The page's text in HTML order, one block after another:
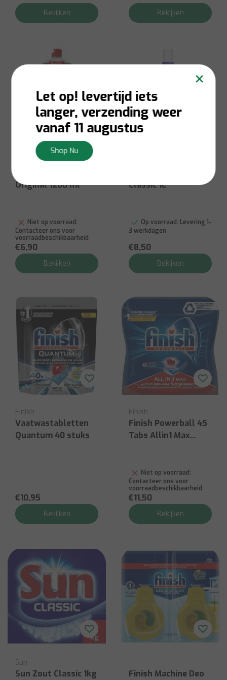
Bekijken Bekijken
Original 1200 ml
Niet op voorraad:
Contacteer ons voor
voorraadbeschikbaarheid
€6,90
Bekijken
Classic 1L
Op voorraad: Levering 1-
3 werkdagen
€8,50
Bekijken
Finish
Vaatwastabletten
Quantum 40 stuks
€10,95
Bekijken
Finish
Finish Powerball 45
Tabs Allin1 Max
Niet op voorraad:
Contacteer ons voor
voorraadbeschikbaarheid
€11,50
Bekijken
Sun
Sun Zout Classic 1kg
Finish Machine Deo
×
Let op! levertijd iets
langer, verzending weer
vanaf 11 augustus
Shop Nu